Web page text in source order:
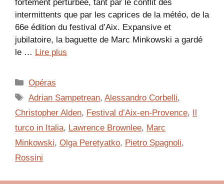
fortement perturbée, tant par le conflit des
intermittents que par les caprices de la météo, de la
66e édition du festival d’Aix. Expansive et
jubilatoire, la baguette de Marc Minkowski a gardé
le … Lire plus
Catégories
Opéras
Étiquettes
Adrian Sampetrean,Alessandro Corbelli,
Christopher Alden, Festival d’Aix-en-Provence, Il
turco in Italia, Lawrence Brownlee, Marc
Minkowski, Olga Peretyatko, Pietro Spagnoli,
Rossini